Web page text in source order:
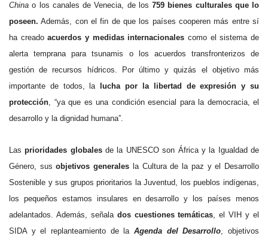
China o los canales de Venecia, de los 759 bienes culturales que lo
poseen. Además, con el fin de que los países cooperen más entre sí
ha creadoacuerdos y medidas internacionales como el sistema de
alerta temprana para tsunamis o los acuerdos transfronterizos de
gestión de recursos hídricos. Por último y quizás el objetivo más
importante de todos, la
lucha por la libertad de expresión y su
protección, “ya que es una condición esencial para la democracia, el
desarrollo y la dignidad humana”.
Lasprioridades globalesde la UNESCO son África y la Igualdad de
Género, susobjetivos generales la Cultura de la paz y el Desarrollo
Sostenible y sus grupos prioritarios la Juventud, los pueblos indígenas,
los pequeños estamos insulares en desarrollo y los países menos
adelantados. Además, señala dos cuestiones temáticas, el VIH y el
SIDA y el replanteamiento de la Agenda del Desarrollo, objetivos